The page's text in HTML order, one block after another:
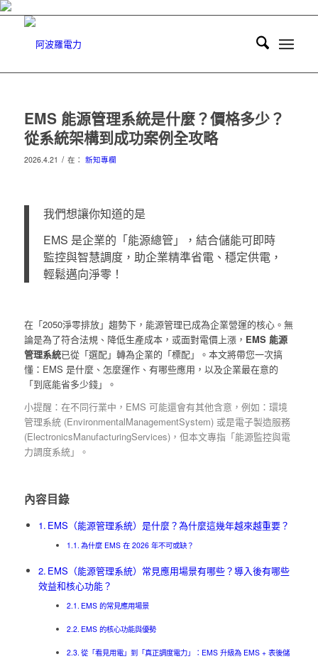
EMS 能源管理系統是什麼？價格多少？
從系統架構到成功案例全攻略
2026.4.21 / 在： 新知專欄
我們想讓你知道的是
EMS 是企業的「能源總管」，結合儲能可即時
監控與智慧調度，助企業精準省電、穩定供電，
輕鬆邁向淨零！
在「2050淨零排放」趨勢下，能源管理已成為企業營運的核心。無
論是為了符合法規、降低生產成本，或面對電價上漲， EMS 能源
管理系統已從「選配」轉為企業的「標配」。本文將帶您一次搞
懂：EMS 是什麼、怎麼運作、有哪些應用，以及企業最在意的
「到底能省多少錢」。
小提醒：在不同行業中，EMS 可能還會有其他含意，例如：環境
管理系統 (EnvironmentalManagementSystem) 或是電子製造服務
(ElectronicsManufacturingServices)，但本文專指「能源監控與電
力調度系統」。
內容目錄
EMS（能源管理系統）是什麼？為什麼這幾年越來越重要？
為什麼 EMS 在 2026 年不可或缺？
EMS（能源管理系統）常見應用場景有哪些？導入後有哪些
效益和核心功能？
EMS 的常見應用場景
EMS 的核心功能與優勢
從「看見用電」到「真正調度電力」：EMS 升級為 EMS + 表後儲